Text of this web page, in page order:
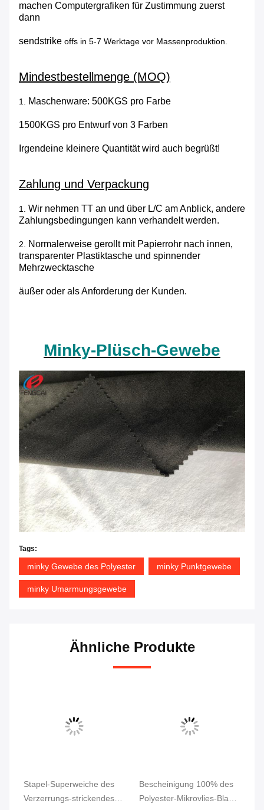
machen Computergrafiken für Zustimmung zuerst
dann
sendstrike offs in 5-7 Werktage vor Massenproduktion.
Mindestbestellmenge (MOQ)
1. Maschenware: 500KGS pro Farbe
1500KGS pro Entwurf von 3 Farben
Irgendeine kleinere Quantität wird auch begrüßt!
Zahlung und Verpackung
1. Wir nehmen TT an und über L/C am Anblick, andere
Zahlungsbedingungen kann verhandelt werden.
2. Normalerweise gerollt mit Papierrohr nach innen,
transparenter Plastiktasche und spinnender
Mehrzwecktasche
äußer oder als Anforderung der Kunden.
Minky-Plüsch-Gewebe
Tags:
minky Gewebe des Polyester minky Punktgewebe
minky Umarmungsgewebe
Ähnliche Produkte
Stapel-Superweiche des
Verzerrungs-strickendes
Bescheinigung 100% des
Polyester-Mikrovlies-Blase